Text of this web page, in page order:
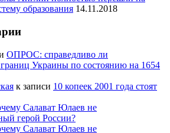
образования 14.11.2018
ОПРОС: справедливо ли
границ Украины по состоянию на 1654
к записи 10 копеек 2001 года стоят
Салават Юлаев не
герой России?
Салават Юлаев не